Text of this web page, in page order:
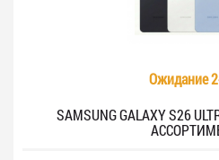
Ожидание
SAMSUNG GALAXY S26